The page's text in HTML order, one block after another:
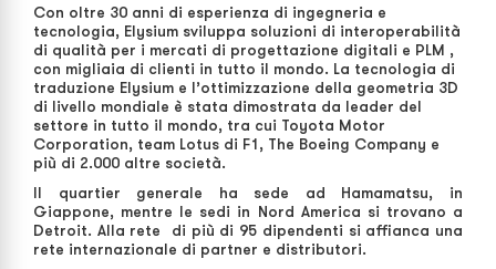
Con oltre 30 anni di esperienza di ingegneria e
tecnologia, Elysium sviluppa soluzioni di interoperabilità
di qualità per i mercati di progettazione digitali e PLM ,
con migliaia di clienti in tutto il mondo. La tecnologia di
traduzione Elysium e l’ottimizzazione della geometria 3D
di livello mondiale è stata dimostrata da leader del
settore in tutto il mondo, tra cui Toyota Motor
Corporation, team Lotus di F1, The Boeing Company e
più di 2.000 altre società.
Il quartier generale ha sede ad Hamamatsu, in
Giappone, mentre le sedi in Nord America si trovano a
Detroit. Alla rete di più di 95 dipendenti si affianca una
rete internazionale di partner e distributori.